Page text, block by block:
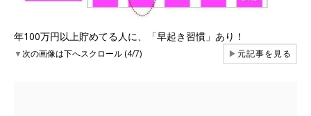
年100万円以上貯めてる人に、「早起き習慣」あり！
▼次の画像は下へスクロール (4/7) ▶元記事を見る